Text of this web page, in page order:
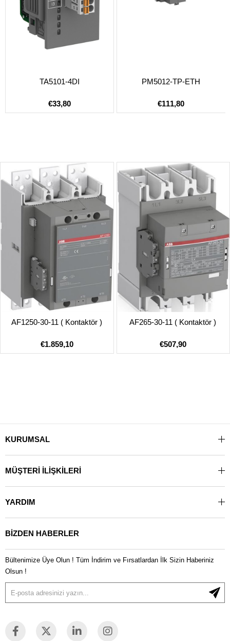
TA5101-4DI
€33,80
PM5012-TP-ETH
€111,80
AF1250-30-11 ( Kontaktör )
€1.859,10
AF265-30-11 ( Kontaktör )
€507,90
KURUMSAL
MÜŞTERİ İLİŞKİLERİ
YARDIM
BİZDEN HABERLER
Bültenimize Üye Olun ! Tüm İndirim ve Fırsatlardan İlk Sizin Haberiniz
Olsun !